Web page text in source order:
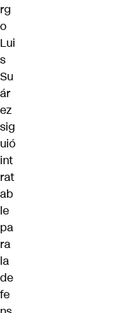
rg
o
Lui
s
Su
ár
ez
sig
uió
int
rat
ab
le
pa
ra
la
de
fe